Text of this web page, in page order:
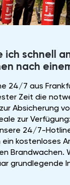
ich schnell
nach
24/7 aus
Zeit die
Absicherung
zur
24/7-
ein kostenloses
Brandwachen.
grundlegende